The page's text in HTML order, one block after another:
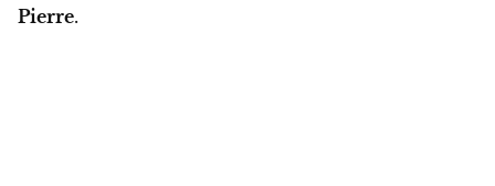
Pierre.